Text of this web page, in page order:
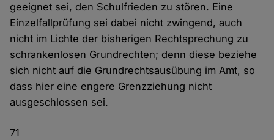
geeignet sei, den Schulfrieden zu stören. Eine
Einzelfallprüfung sei dabei nicht zwingend, auch
nicht im Lichte der bisherigen Rechtsprechung zu
schrankenlosen Grundrechten; denn diese beziehe
sich nicht auf die Grundrechtsausübung im Amt, so
dass hier eine engere Grenzziehung nicht
ausgeschlossen sei.
71